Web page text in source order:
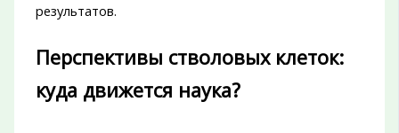
результатов.
Перспективы стволовых клеток:
куда движется наука?